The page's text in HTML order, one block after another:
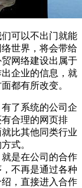
可以不出门就能
世界，将会带给
网络建设出属于
出企业的信息，就
都有所改变。
了系统的公司企
合理的网页排
比其他同类行业
式。
是在公司的合作
不再是通过各种
，直接进入合作